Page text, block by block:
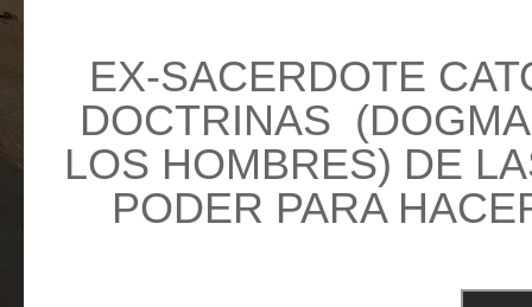
EX-SACERDOTE
DOCTRINAS
LOS HOMBRES) DE
PODER PARA